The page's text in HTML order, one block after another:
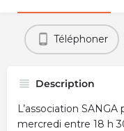
Téléphoner
Description
L’association
mercredi entre 18 h